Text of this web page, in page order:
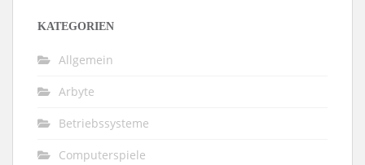
KATEGORIEN
Allgemein
Arbyte
Betriebssysteme
Computerspiele